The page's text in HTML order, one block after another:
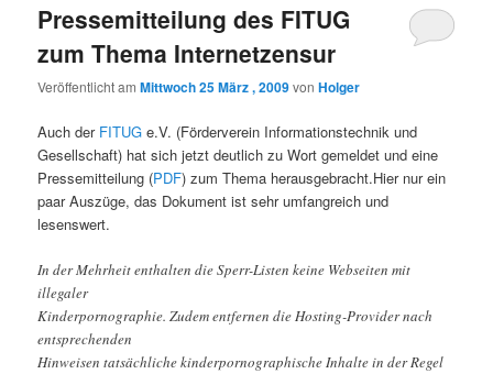
Pressemitteilung des FITUG
zum Thema Internetzensur
Veröffentlicht amMittwoch 25 März , 2009vonHolger
Auch der FITUG e.V. (Förderverein Informationstechnik und
Gesellschaft) hat sich jetzt deutlich zu Wort gemeldet und eine
Pressemitteilung (PDF) zum Thema herausgebracht.Hier nur ein
paar Auszüge, das Dokument ist sehr umfangreich und
lesenswert.
In der Mehrheit enthalten die Sperr-Listen keine Webseiten mit
illegaler
Kinderpornographie. Zudem entfernen die Hosting-Provider nach
entsprechenden
Hinweisen tatsächliche kinderpornographische Inhalte in der Regel